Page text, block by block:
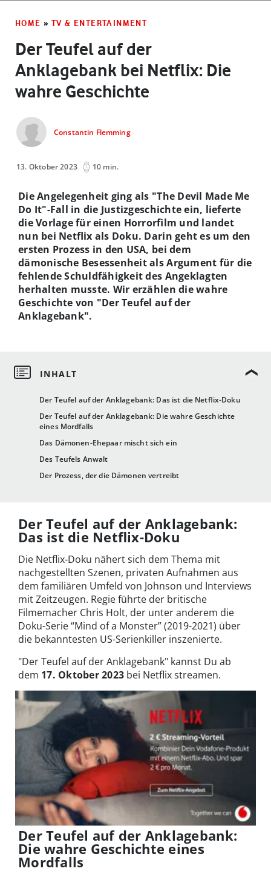
HOME » TV & ENTERTAINMENT
Der Teufel auf der
Anklagebank bei Netflix: Die
wahre Geschichte
Constantin Flemming
13. Oktober 2023 10 min.
Der Teufel auf der Anklagebank: Das ist die Netflix-Doku
Der Teufel auf der Anklagebank: Die wahre Geschichte
eines Mordfalls
Das Dämonen-Ehepaar mischt sich ein
Des Teufels Anwalt
Der Prozess, der die Dämonen vertreibt
Die Angelegenheit ging als "The Devil Made Me
Do It"-Fall in die Justizgeschichte ein, lieferte
die Vorlage für einen Horrorfilm und landet
nun bei Netflix als Doku. Darin geht es um den
ersten Prozess in den USA, bei dem
dämonische Besessenheit als Argument für die
fehlende Schuldfähigkeit des Angeklagten
herhalten musste. Wir erzählen die wahre
Geschichte von "Der Teufel auf der
Anklagebank".
Der Teufel auf der Anklagebank:
Das ist die Netflix-Doku
Die Netflix-Doku nähert sich dem Thema mit
nachgestellten Szenen, privaten Aufnahmen aus
dem familiären Umfeld von Johnson und Interviews
mit Zeitzeugen. Regie führte der britische
Filmemacher Chris Holt, der unter anderem die
Doku-Serie “Mind of a Monster” (2019-2021) über
die bekanntesten US-Serienkiller inszenierte.
"Der Teufel auf der Anklagebank" kannst Du ab
dem 17. Oktober 2023 bei Netflix streamen.
Der Teufel auf der Anklagebank:
Die wahre Geschichte eines
Mordfalls